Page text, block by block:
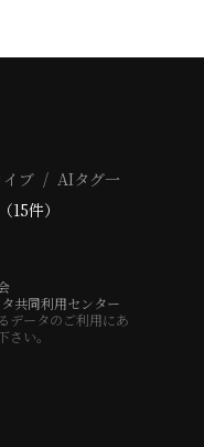
ブ
AIタグ一
件）
共同利用センター
データのご利用にあ
さい。